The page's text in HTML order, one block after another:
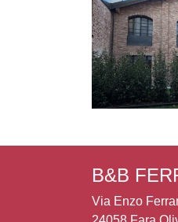
B&B
Via Enzo